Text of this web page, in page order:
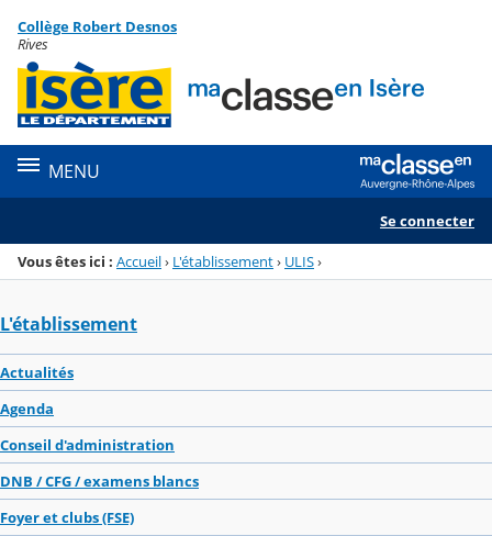
Menu de la rubrique
Contenu
Collège Robert Desnos
Rives
MENU
Se connecter
Vous êtes ici : Accueil› L'établissement› ULIS›
L'établissement
Actualités
Agenda
Conseil d'administration
DNB / CFG / examens blancs
Foyer et clubs (FSE)